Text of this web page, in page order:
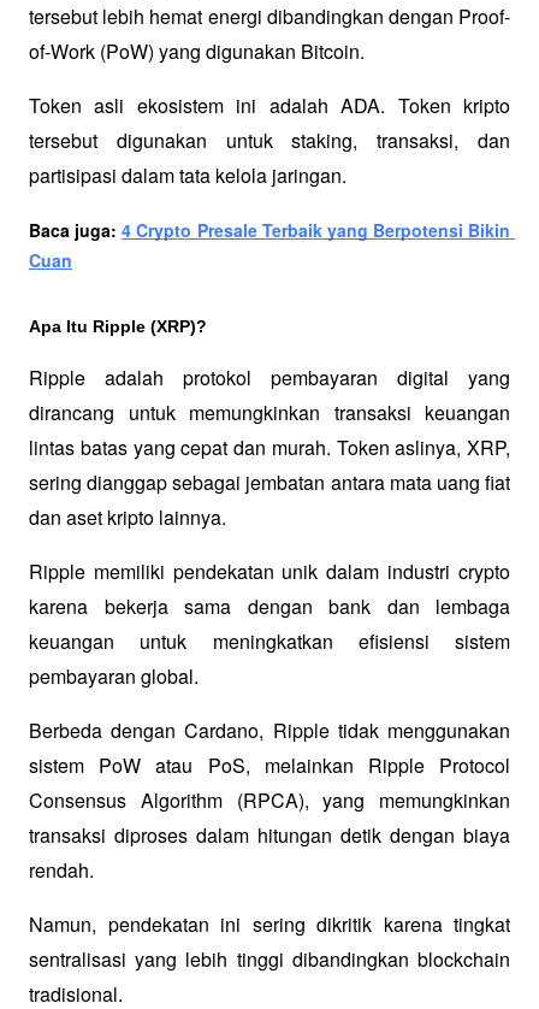
tersebut lebih hemat energi dibandingkan dengan Proof-
of-Work (PoW) yang digunakan Bitcoin.
Token asli ekosistem ini adalah ADA. Token kripto
tersebut digunakan untuk staking, transaksi, dan
partisipasi dalam tata kelola jaringan.
Baca juga: 4 Crypto Presale Terbaik yang Berpotensi Bikin
Cuan
Apa Itu Ripple (XRP)?
Ripple adalah protokol pembayaran digital yang
dirancang untuk memungkinkan transaksi keuangan
lintas batas yang cepat dan murah. Token aslinya, XRP,
sering dianggap sebagai jembatan antara mata uang fiat
dan aset kripto lainnya.
Ripple memiliki pendekatan unik dalam industri crypto
karena bekerja sama dengan bank dan lembaga
keuangan untuk meningkatkan efisiensi sistem
pembayaran global.
Berbeda dengan Cardano, Ripple tidak menggunakan
sistem PoW atau PoS, melainkan Ripple Protocol
Consensus Algorithm (RPCA), yang memungkinkan
transaksi diproses dalam hitungan detik dengan biaya
rendah.
Namun, pendekatan ini sering dikritik karena tingkat
sentralisasi yang lebih tinggi dibandingkan blockchain
tradisional.